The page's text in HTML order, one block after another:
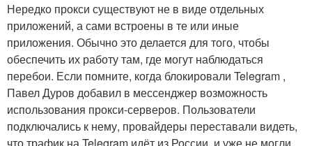
Нередко прокси существуют не в виде отдельных
приложений, а сами встроены в те или иные
приложения. Обычно это делается для того, чтобы
обеспечить их работу там, где могут наблюдаться
перебои. Если помните, когда блокировали Telegram ,
Павел Дуров добавил в мессенджер возможность
использования прокси-серверов. Пользователи
подключались к нему, провайдеры переставали видеть,